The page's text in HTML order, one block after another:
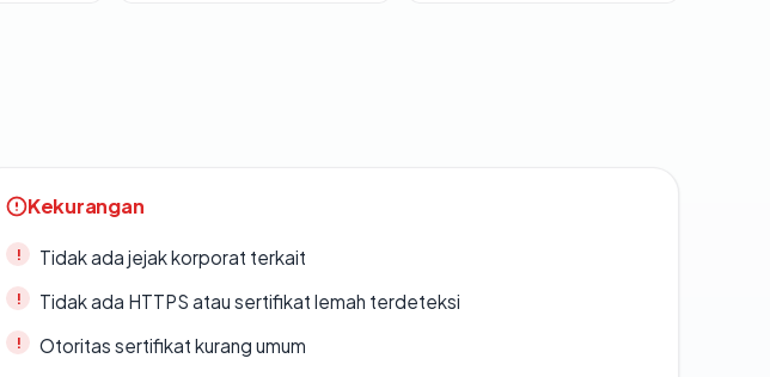
Kekurangan
Tidak ada jejak korporat terkait
Tidak ada HTTPS atau sertifikat lemah terdeteksi
Otoritas sertifikat kurang umum